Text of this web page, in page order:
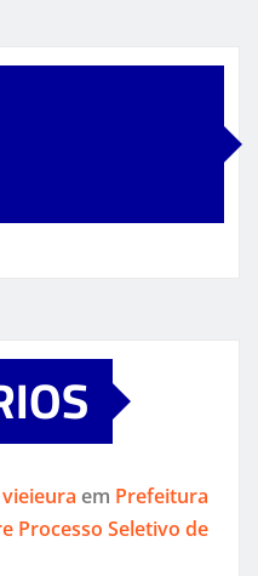
em Prefeitura
Processo Seletivo de